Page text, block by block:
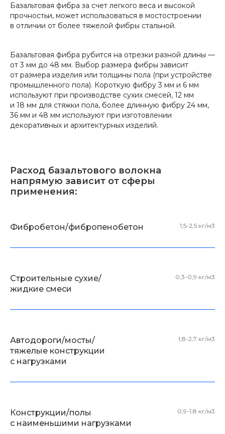
Базальтовая фибра за счет легкого веса и высокой
прочностьи, может использоваться в мостостроении
в отличии от более тяжелой фибры стальной.
Базальтовая фибра рубится на отрезки разной длины —
от 3 мм до 48 мм. Выбор размера фибры зависит
от размера изделия или толщины пола (при устройстве
промышленного пола). Короткую фибру 3 мм и 6 мм
используют при производстве сухих смесей, 12 мм
и 18 мм для стяжки пола, более длинную фибру 24 мм,
36 мм и 48 мм используют при изготовлении
декоративных и архитектурных изделий.
Расход базальтового волокна
напрямую зависит от сферы
применения:
Фибробетон/фибропенобетон 1,5-2,5 кг/м3
Строительные сухие/
жидкие смеси
0,3-0,9 кг/м3
Автодороги/мосты/
тяжелые конструкции
с нагрузками
1,8-2,7 кг/м3
Конструкции/полы
с наименьшими нагрузками
0,9-1,8 кг/м3